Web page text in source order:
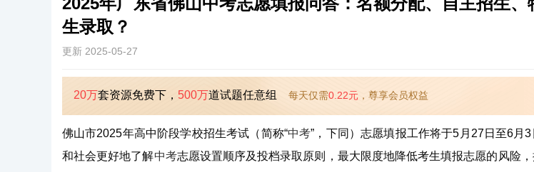
生录取？
更新 2025-05-27
20万套资源免费下， 500万道试题任意组 每天仅需0.22元 ，尊享会员权益
佛山市2025年高中阶段学校招生考试（简称“中考”，下同）志愿填报工作将于5月27日至6月
和社会更好地了解中考志愿设置顺序及投档录取原则，最大限度地降低考生填报志愿的风险